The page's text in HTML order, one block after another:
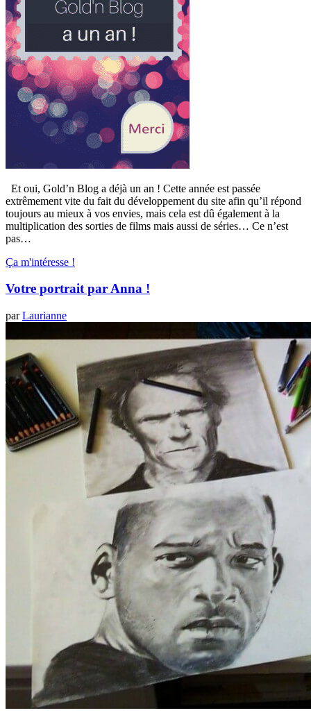
Et oui, Gold’n Blog a déjà un an ! Cette année est passée
extrêmement vite du fait du développement du site afin qu’il répond
toujours au mieux à vos envies, mais cela est dû également à la
multiplication des sorties de films mais aussi de séries… Ce n’est
pas…
Ça m'intéresse !
Votre portrait par Anna !
parLaurianne